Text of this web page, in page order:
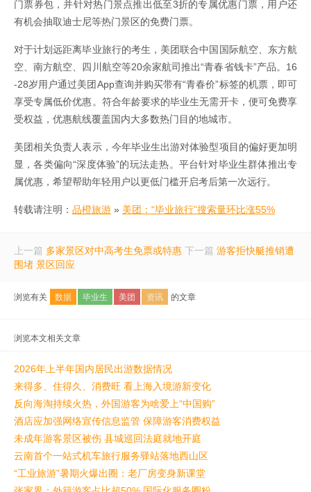
门票券包，并针对热门景点推出低至3折的专属优惠门票，用户还
有机会抽取迪士尼等热门景区的免费门票。
对于计划远距离毕业旅行的考生，美团联合中国国际航空、东方航
空、南方航空、四川航空等20余家航司推出“青春省钱卡”产品。16
-28岁用户通过美团App查询并购买带有“青春价”标签的机票，即可
享受专属低价优惠。符合年龄要求的毕业生无需开卡，便可免费享
受权益，优惠航线覆盖国内大多数热门目的地城市。
美团相关负责人表示，今年毕业生出游对体验型项目的偏好更加明
显，各类偏向“深度体验”的玩法走热。平台针对毕业生群体推出专
属优惠，希望帮助年轻用户以更低门槛开启考后第一次远行。
转载请注明： 品橙旅游 » 美团：“毕业旅行”搜索量环比涨55%
上一篇 多家景区对中高考生免票或特惠 下一篇 游客拒快艇推销遭
围堵 景区回应
浏览有关 数据 毕业生 美团 资讯 的文章
浏览本文相关文章
2026年上半年国内居民出游数据情况
来得多、住得久、消费旺 看上海入境游新变化
反向海淘持续火热，外国游客为啥爱上“中国购”
酒店应加强网络宣传信息监管 保障游客消费权益
未成年游客景区被伤 县城巡回法庭就地开庭
云南首个一站式机车旅行服务驿站落地西山区
“工业旅游”暑期火爆出圈：老厂房变身新课堂